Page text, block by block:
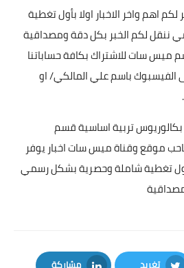
اهم واخر الاخبار اولا بأول تغطية
لكم الخبر بكل دقة ومصداقية
ميس سات للاشتراك بكافة حساباتنا
الفيسبوك باسم علي المالكي/ او
تربية اساسية قسم
موقع وقناة ميس سات اخبار يوفر
بأول تغطية شاملة وحصرية بشكل رسمي
تغريد مشاركة